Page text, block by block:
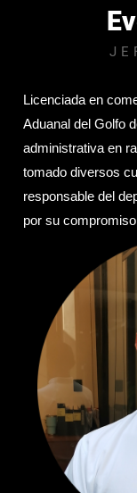
Licenciada en
Aduanal del Golfo
administrativa en
tomado diversos
responsable del
por su